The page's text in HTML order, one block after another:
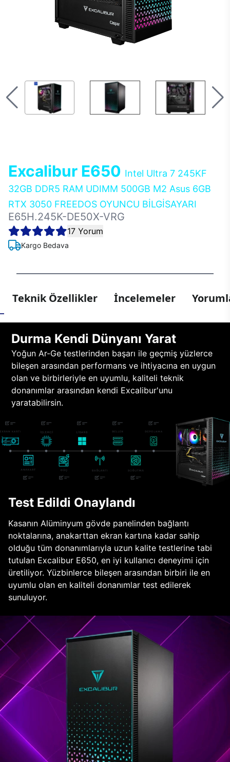
Excalibur E650 Intel Ultra 7 245KF
32GB DDR5 RAM UDIMM 500GB M2 Asus 6GB
RTX 3050 FREEDOS OYUNCU BİLGİSAYARI
E65H.245K-DE50X-VRG
17 Yorum
Kargo Bedava
Teknik Özellikler İncelemeler
Durma Kendi Dünyanı Yarat
Yoğun Ar-Ge testlerinden başarı ile geçmiş yüzlerce
bileşen arasından performans ve ihtiyacına en uygun
olan ve birbirleriyle en uyumlu, kaliteli teknik
donanımlar arasından kendi Excalibur'unu
yaratabilirsin.
Test Edildi Onaylandı
Kasanın Alüminyum gövde panelinden bağlantı
noktalarına, anakarttan ekran kartına kadar sahip
olduğu tüm donanımlarıyla uzun kalite testlerine tabi
tutulan Excalibur E650, en iyi kullanıcı deneyimi için
üretiliyor. Yüzbinlerce bileşen arasından birbiri ile en
uyumlu olan en kaliteli donanımlar test edilerek
sunuluyor.